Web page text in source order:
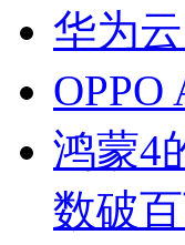
华为
鸿蒙4
数破